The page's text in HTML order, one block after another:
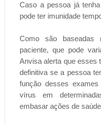
Caso a pessoa já
pode ter imunidade
Como são baseadas
paciente, que pode
Anvisa alerta que esses
definitiva se a pessoa
função desses
vírus em
embasar ações de